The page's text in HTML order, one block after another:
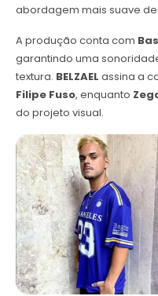
abordagem mais suave de
A produção conta com
garantindo uma
textura. BELZAEL assina a
Filipe Fuso, enquanto
do projeto visual.